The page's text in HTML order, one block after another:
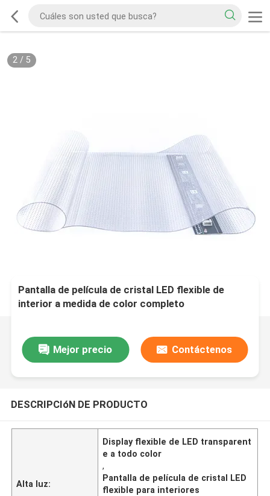
2/ 5
Pantalla de película de cristal LED flexible de
interior a medida de color completo
Mejor precio Contáctenos
DESCRIPCIóN DE PRODUCTO
Alta luz:
Display flexible de LED transparent
e a todo color
,
Pantalla de película de cristal LED
flexible para interiores